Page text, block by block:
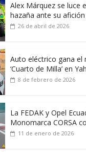
Alex Márquez se luce
hazaña ante su afición
26 de abril de 2026
Auto eléctrico gana el
‘Cuarto de Milla’ en
8 de febrero de 2026
La FEDAK y Opel
Monomarca CORSA
11 de enero de 2026